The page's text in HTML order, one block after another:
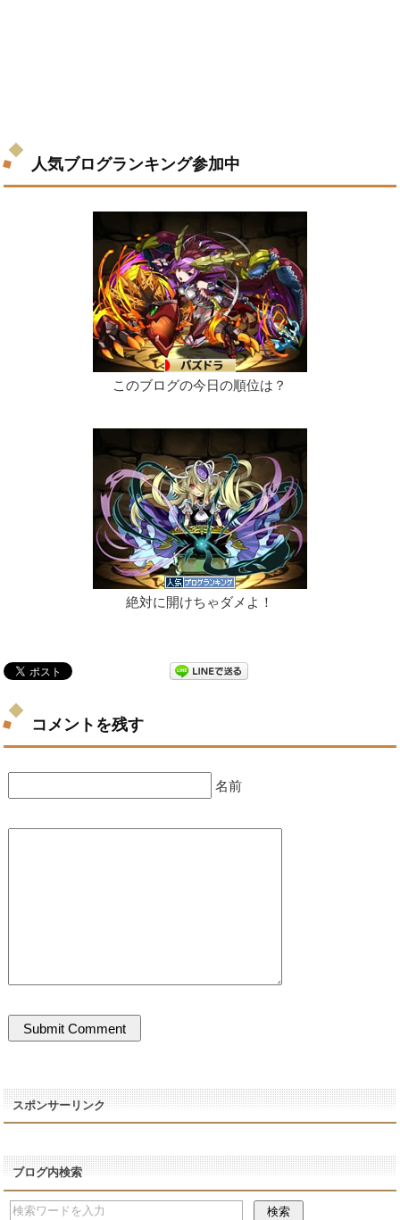
人気ブログランキング参加中
このブログの今日の順位は？
絶対に開けちゃダメよ！
コメントを残す
名前
スポンサーリンク
ブログ内検索